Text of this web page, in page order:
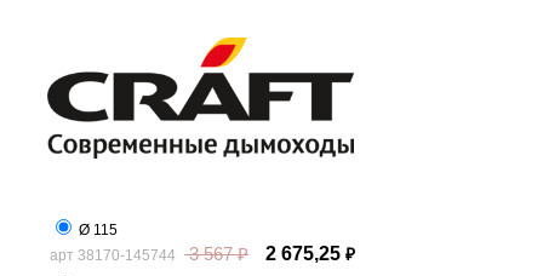
Ø 115
арт 38170-145744 3 567₽ 2 675,25 ₽